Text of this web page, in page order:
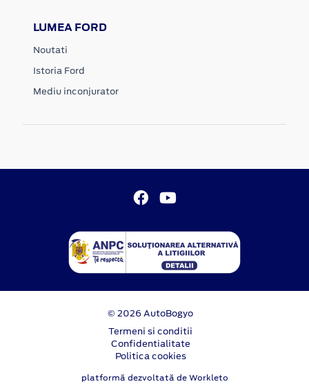
LUMEA FORD
Noutati
Istoria Ford
Mediu inconjurator
© 2026 AutoBogyo
Termeni si conditii
Confidentialitate
Politica cookies
platformă dezvoltată de Workleto